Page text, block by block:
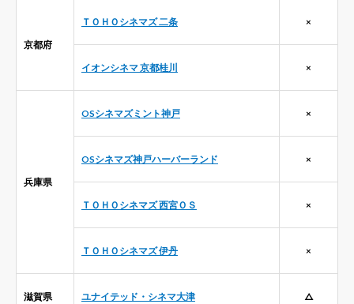
京都府
ＴＯＨＯシネマズ 二条 ×
イオンシネマ 京都桂川 ×
兵庫県
OSシネマズミント神戸 ×
OSシネマズ神戸ハーバーランド ×
ＴＯＨＯシネマズ 西宮ＯＳ ×
ＴＯＨＯシネマズ 伊丹 ×
滋賀県 ユナイテッド・シネマ大津 △